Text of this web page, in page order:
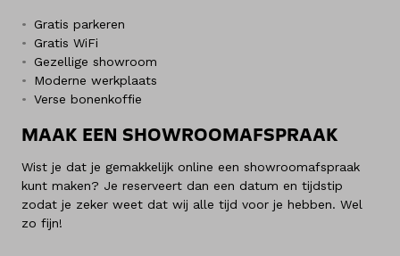
Gratis parkeren
Gratis WiFi
Gezellige showroom
Moderne werkplaats
Verse bonenkoffie
MAAK EEN SHOWROOMAFSPRAAK
Wist je dat je gemakkelijk online een showroomafspraak
kunt maken? Je reserveert dan een datum en tijdstip
zodat je zeker weet dat wij alle tijd voor je hebben. Wel
zo fijn!